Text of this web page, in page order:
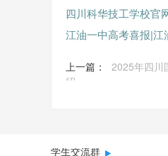
四川科华技工学校官
江油一中高考喜报|
上一篇：
2025年四川
绍
学生交流群